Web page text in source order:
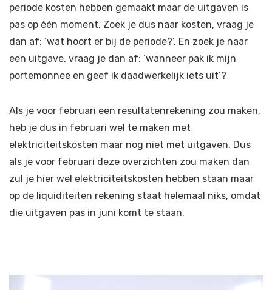
periode kosten hebben gemaakt maar de uitgaven is
pas op één moment. Zoek je dus naar kosten, vraag je
dan af: ‘wat hoort er bij de periode?’. En zoek je naar
een uitgave, vraag je dan af: ‘wanneer pak ik mijn
portemonnee en geef ik daadwerkelijk iets uit’?
Als je voor februari een resultatenrekening zou maken,
heb je dus in februari wel te maken met
elektriciteitskosten maar nog niet met uitgaven. Dus
als je voor februari deze overzichten zou maken dan
zul je hier wel elektriciteitskosten hebben staan maar
op de liquiditeiten rekening staat helemaal niks, omdat
die uitgaven pas in juni komt te staan.